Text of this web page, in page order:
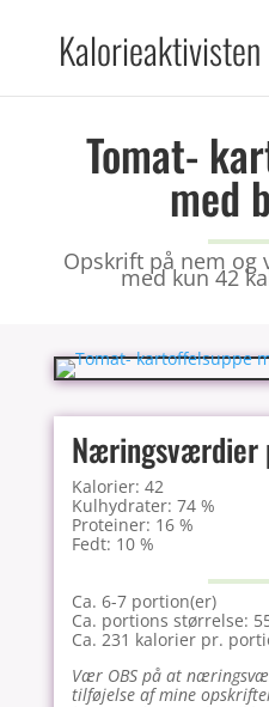
Kalorieaktivisten
Tomat-
med
Opskrift på nem og
med kun 42
Næringsværdier
Kalorier: 42
Kulhydrater: 74 %
Proteiner: 16 %
Fedt: 10 %
Ca. 6-7 portion(er)
Ca. portions størrelse:
Ca. 231 kalorier pr.
Vær OBS på at
tilføjelse af mine